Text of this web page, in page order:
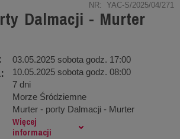
NR: YAC-S/2025/04/271
Dalmacji - Murter
03.05.2025 sobota godz. 17:00
10.05.2025 sobota godz. 08:00
7 dni
Morze Śródziemne
Murter - porty Dalmacji - Murter
Więcej
informacji